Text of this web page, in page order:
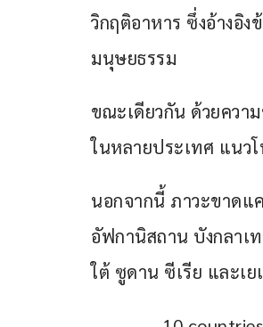
วิกฤติอาหาร ซึ่งอ้างอิ
มนุษยธรรม
ขณะเดียวกัน ด้วยควา
ในหลายประเทศ แนว
นอกจากนี้ ภาวะขาดแ
อัฟกานิสถาน บังกลาเ
ใต้ ซูดาน ซีเรีย และเย